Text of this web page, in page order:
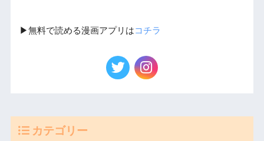
▶︎無料で読める漫画アプリはコチラ
カテゴリー